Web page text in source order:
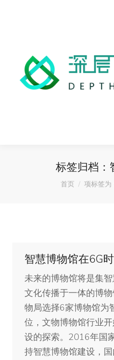
标签归档：
您在这里：
首页 项标签为
智慧博物馆在6G
未来的博物馆将是集
文化传播于一体的博
物局选择6家博物馆为
位，文物博物馆行业
设的探索。2016年国
持智慧博物馆建设，